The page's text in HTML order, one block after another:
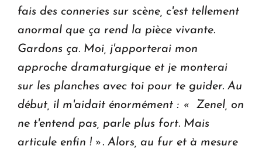
fais des conneries sur scène, c'est tellement
anormal que ça rend la pièce vivante.
Gardons ça. Moi, j'apporterai mon
approche dramaturgique et je monterai
sur les planches avec toi pour te guider. Au
début, il m'aidait énormément : « Zenel, on
ne t'entend pas, parle plus fort. Mais
articule enfin ! ». Alors, au fur et à mesure